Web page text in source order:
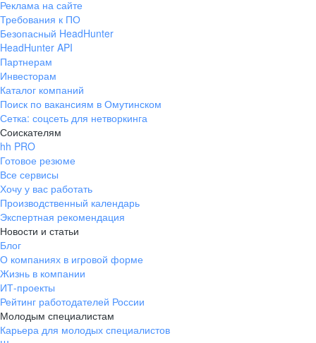
Реклама на сайте
Требования к ПО
Безопасный HeadHunter
HeadHunter API
Партнерам
Инвесторам
Каталог компаний
Поиск по вакансиям в Омутинском
Сетка: соцсеть для нетворкинга
Соискателям
hh PRO
Готовое резюме
Все сервисы
Хочу у вас работать
Производственный календарь
Экспертная рекомендация
Новости и статьи
Блог
О компаниях в игровой форме
Жизнь в компании
ИТ-проекты
Рейтинг работодателей России
Молодым специалистам
Карьера для молодых специалистов